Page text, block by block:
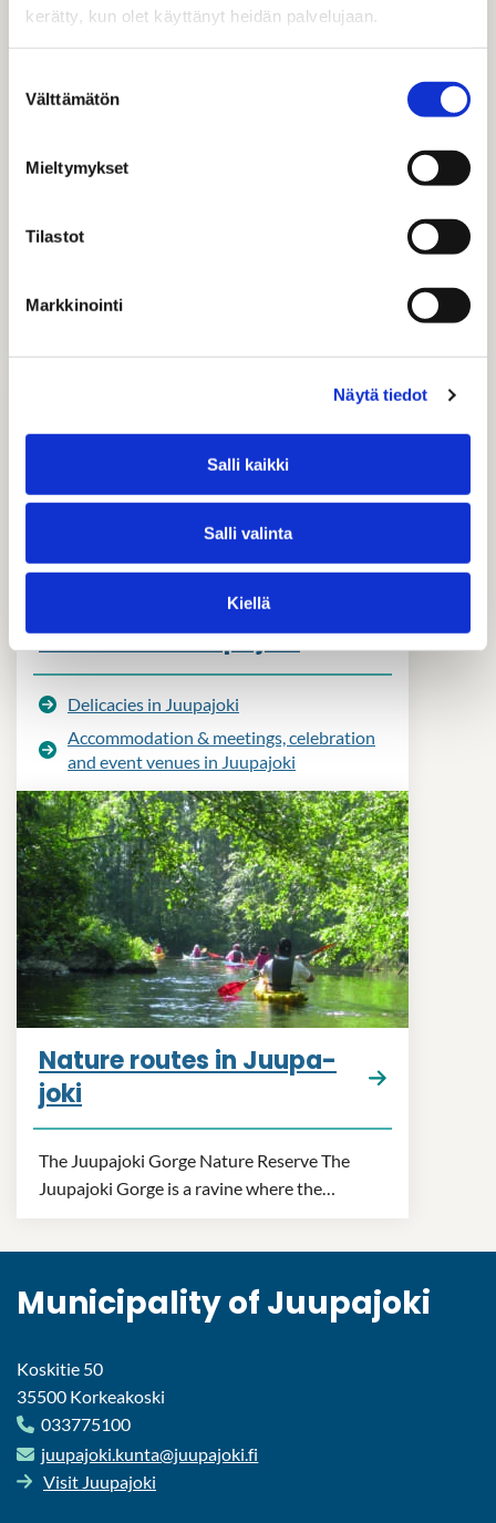
kerätty, kun olet käyttänyt heidän palvelujaan.
valinta
Välttämätön
Mieltymykset
Tilastot
Markkinointi
Näytä tie­dot
Salli kaikki
Salli valinta
Kiellä
ter­est­ing churches in Juupa­joki. The oc­ta­
Ser­vices in Juupa­joki
Del­ic­acies in Juupa­joki
Ac­com­mod­a­tion & meet­ings, cel­eb­ra­tion
and event ven­ues in Juupa­joki
Nature routes in Juupa­
joki
The Juupa­joki Gorge Nature Re­serve The
Juupa­joki Gorge is a rav­ine where the…
Mu­ni­cip­al­ity of Juupa­joki
Koskitie 50
35500 Korkeakoski
033775100
juupa­joki.kunta@juupa­joki.fi
Visit Juupa­joki